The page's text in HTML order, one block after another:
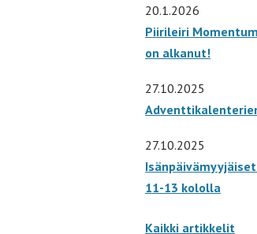
20.1.2026
Piirileiri
on alkanut!
27.10.2025
27.10.2025
11-13 kololla
Kaikki artikkelit